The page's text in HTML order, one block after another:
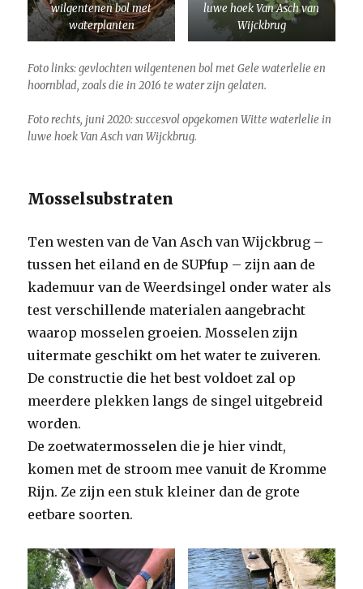
wilgentenen bol met
waterplanten
luwe hoek Van Asch van
Wijckbrug
Foto links: gevlochten wilgentenen bol met Gele waterlelie en
hoornblad, zoals die in 2016 te water zijn gelaten.
Foto rechts, juni 2020: succesvol opgekomen Witte waterlelie in
luwe hoek Van Asch van Wijckbrug.
Mosselsubstraten
Ten westen van de Van Asch van Wijckbrug –
tussen het eiland en de SUPfup – zijn aan de
kademuur van de Weerdsingel onder water als
test verschillende materialen aangebracht
waarop mosselen groeien. Mosselen zijn
uitermate geschikt om het water te zuiveren.
De constructie die het best voldoet zal op
meerdere plekken langs de singel uitgebreid
worden.
De zoetwatermosselen die je hier vindt,
komen met de stroom mee vanuit de Kromme
Rijn. Ze zijn een stuk kleiner dan de grote
eetbare soorten.